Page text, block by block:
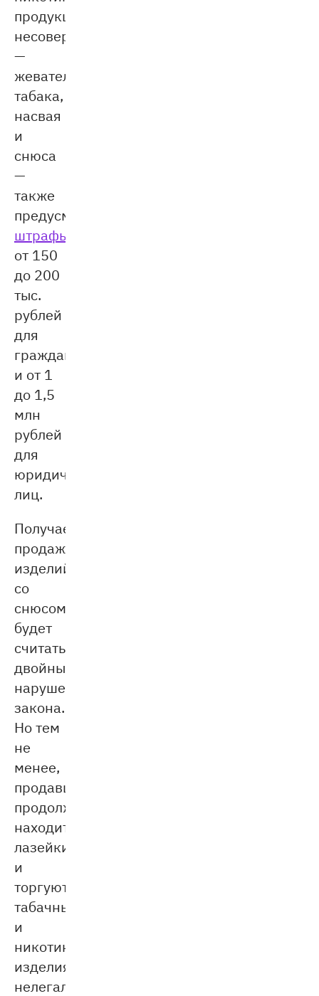
продукции
несовершеннолетним
—
жевательного
табака,
насвая
и
снюса
—
также
предусмотрены
штрафы
от 150
до 200
тыс.
рублей
для
граждан
и от 1
до 1,5
млн
рублей
для
юридических
лиц.
Получается,
продажа
изделий
со
снюсом
будет
считаться
двойным
нарушением
закона.
Но тем
не
менее,
продавцы
продолжают
находить
лазейки
и
торгуют
табачными
и
никотиносодержащими
изделиями
нелегально.